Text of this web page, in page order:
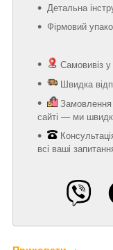
Детальна
Фірмовий
Самовивіз
Швидка
сайті — ми
всі ваші